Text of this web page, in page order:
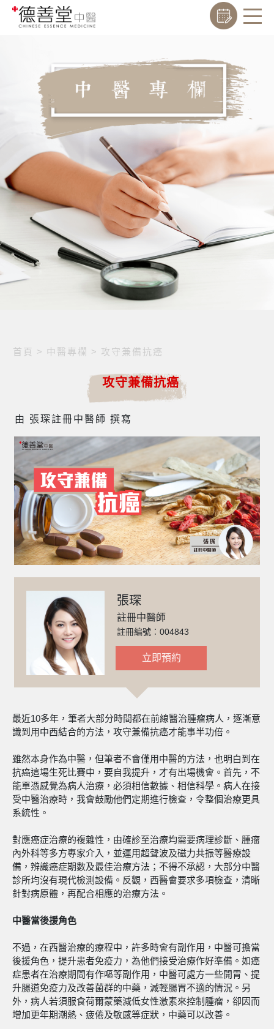
首頁 > 中醫專欄 > 攻守兼備抗癌
攻守兼備抗癌
由 張琛註冊中醫師 撰寫
張琛
註冊中醫師
註冊編號︰004843
立即預約
最近10多年，筆者大部分時間都在前線醫治腫瘤病人，逐漸意
識到用中西結合的方法，攻守兼備抗癌才能事半功倍。
雖然本身作為中醫，但筆者不會僅用中醫的方法，也明白到在
抗癌這場生死比賽中，要自我提升，才有出場機會。首先，不
能單憑感覺為病人治療，必須相信數據、相信科學。病人在接
受中醫治療時，我會鼓勵他們定期進行檢查，令整個治療更具
系統性。
對應癌症治療的複雜性，由確診至治療均需要病理診斷、腫瘤
內外科等多方專家介入，並運用超聲波及磁力共振等醫療設
備，辨識癌症期數及最佳治療方法；不得不承認，大部分中醫
診所均沒有現代檢測設備。反觀，西醫會要求多項檢查，清晰
針對病原體，再配合相應的治療方法。
中醫當後援角色
不過，在西醫治療的療程中，許多時會有副作用，中醫可擔當
後援角色，提升患者免疫力，為他們接受治療作好準備。如癌
症患者在治療期間有作嘔等副作用，中醫可處方一些開胃、提
升腸道免疫力及改善菌群的中藥，減輕腸胃不適的情況。另
外，病人若須服食荷爾蒙藥減低女性激素來控制腫瘤，卻因而
增加更年期潮熱、疲倦及敏感等症狀，中藥可以改善。